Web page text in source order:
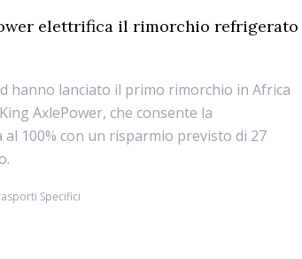
elettrifica il rimorchio refrigerato
hanno lanciato il primo rimorchio in Africa
AxlePower, che consente la
100% con un risparmio previsto di 27
Specifici